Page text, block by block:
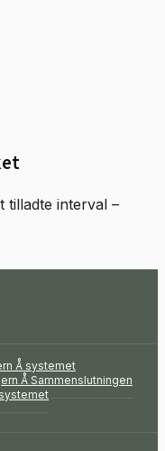
tilladte interval –
Å systemet
Å Sammenslutningen